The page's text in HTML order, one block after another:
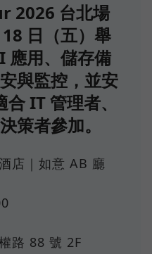
2026 台北場
日（五）舉
應用、儲存備
與監控，並安
IT 管理者、
策者參加。
店｜如意 AB 廳
路 88 號 2F